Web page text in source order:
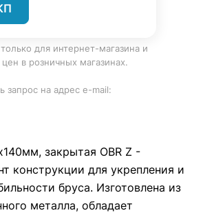
для интернет-магазина и
в розничных магазинах.
запрос на адрес e-mail:
закрытая OBR Z -
конструкции для укрепления и
бруса. Изготовлена из
металла, обладает